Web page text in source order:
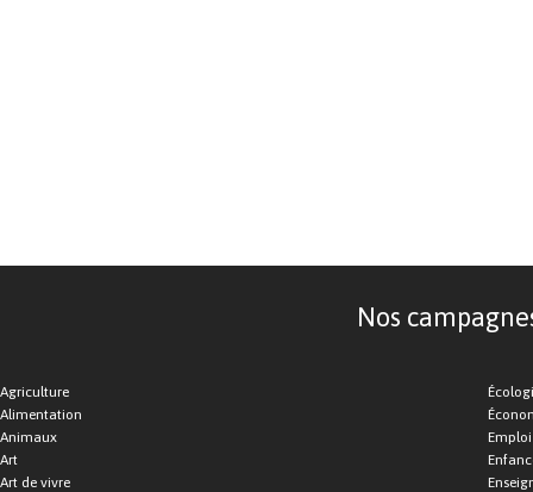
Nos
Agriculture
Alimentation
Animaux
Art
Art de vivre
Emploi